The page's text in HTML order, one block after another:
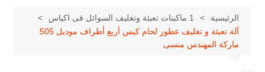
الرئيسية
1 ماكينات تعبئة وتغليف السوائل فى اكياس
آلة تعبئة و تغليف عطور لحام كيس أربع أطراف موديل 505
ماركة المهندس منسى